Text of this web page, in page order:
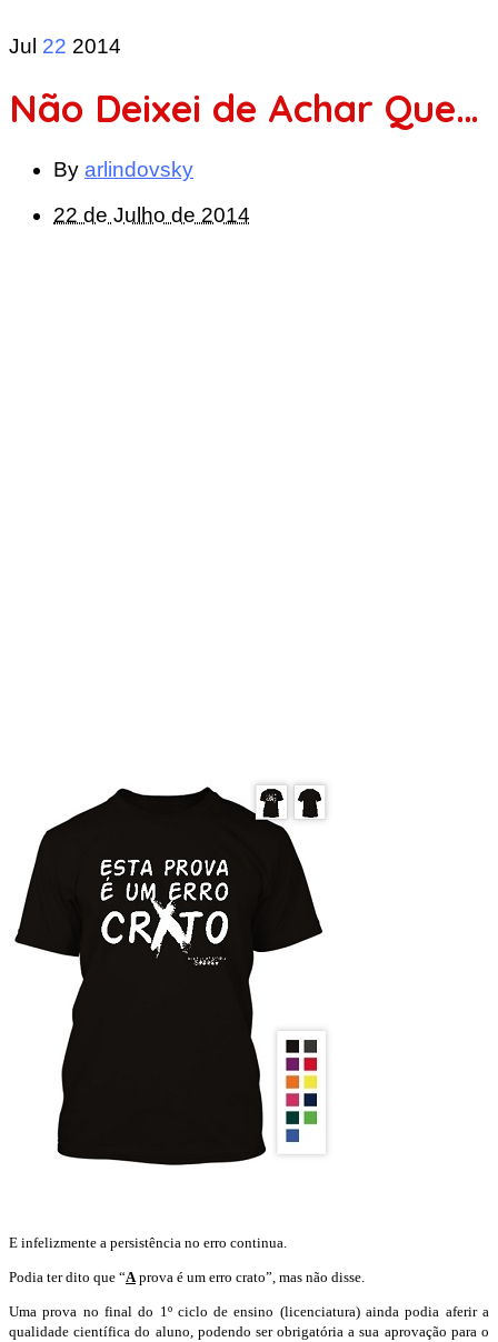
Jul 22 2014
Não Deixei de Achar Que…
By arlindovsky
22 de Julho de 2014
E infelizmente a persistência no erro continua.
Podia ter dito que “A prova é um erro crato”, mas não disse.
Uma prova no final do 1º ciclo de ensino (licenciatura) ainda podia aferir a
qualidade científica do aluno, podendo ser obrigatória a sua aprovação para o